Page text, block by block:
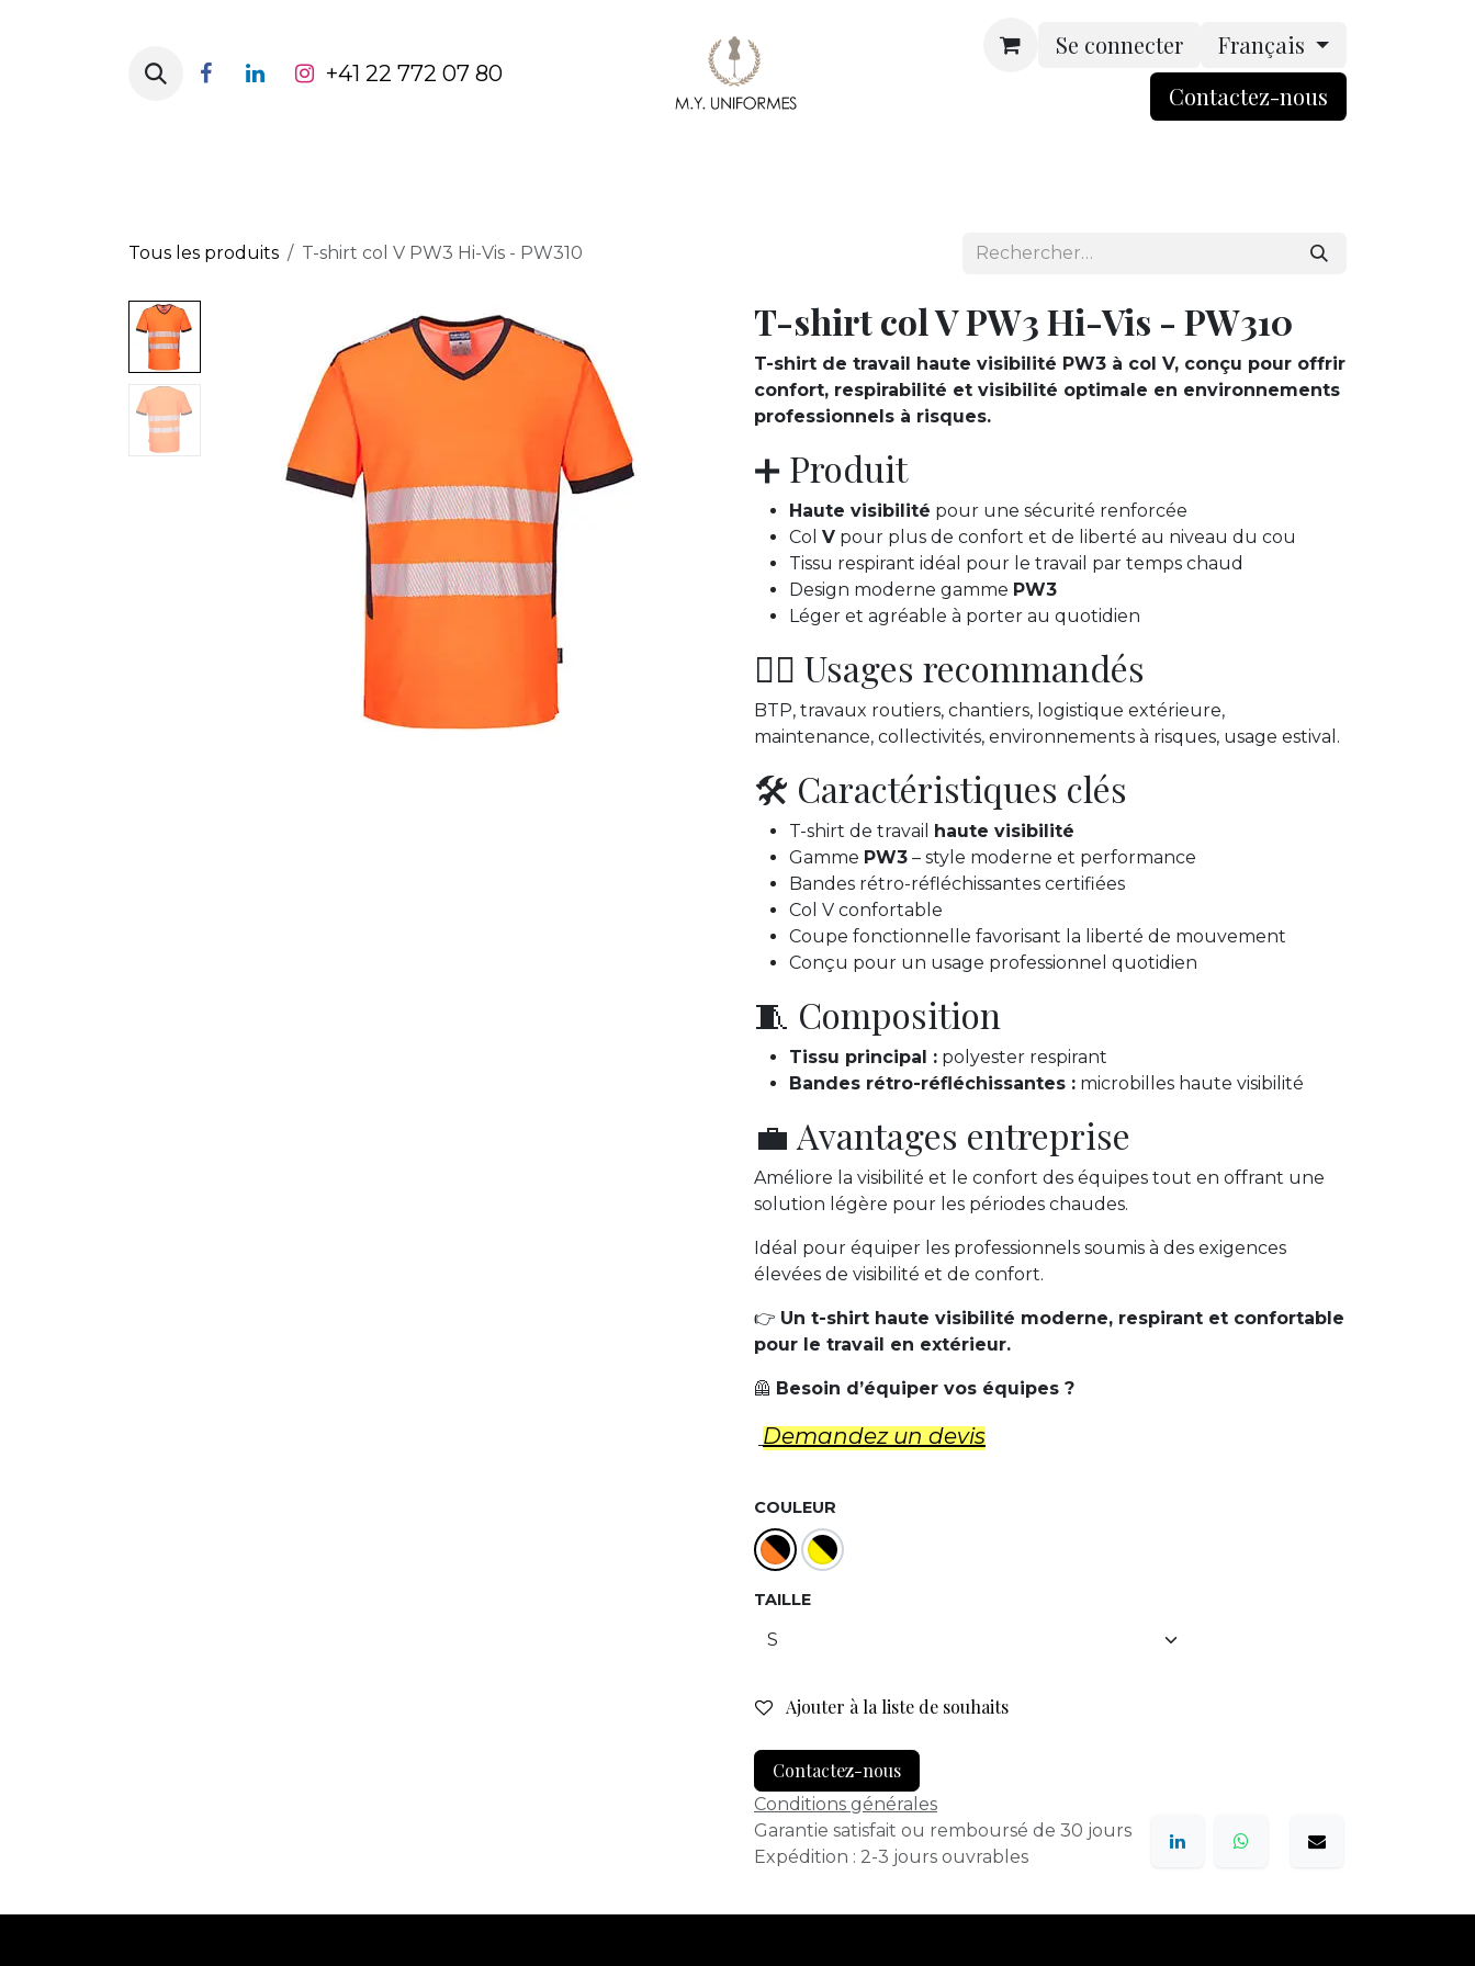
+41 22 772 07 80
Se connecter
Français
Contactez-nou​​​​s​​
Tous les produits T-shirt col V PW3 Hi-Vis - PW310
T-shirt col V PW3 Hi-Vis - PW310
T-shirt de travail haute visibilité PW3 à col V, conçu pour offrir
confort, respirabilité et visibilité optimale en environnements
professionnels à risques.
➕ Produit
Haute visibilité pour une sécurité renforcée
Col V pour plus de confort et de liberté au niveau du cou
Tissu respirant idéal pour le travail par temps chaud
Design moderne gamme PW3
Léger et agréable à porter au quotidien
👷‍♂️ Usages recommandés
BTP, travaux routiers, chantiers, logistique extérieure,
maintenance, collectivités, environnements à risques, usage estival.
🛠️ Caractéristiques clés
T-shirt de travail haute visibilité
Gamme PW3 – style moderne et performance
Bandes rétro-réfléchissantes certifiées
Col V confortable
Coupe fonctionnelle favorisant la liberté de mouvement
Conçu pour un usage professionnel quotidien
🧵 Composition
Tissu principal : polyester respirant
Bandes rétro-réfléchissantes : microbilles haute visibilité
💼 Avantages entreprise
Améliore la visibilité et le confort des équipes tout en offrant une
solution légère pour les périodes chaudes.
Idéal pour équiper les professionnels soumis à des exigences
élevées de visibilité et de confort.
👉 Un t-shirt haute visibilité moderne, respirant et confortable
pour le travail en extérieur.
🦺 Besoin d’équiper vos équipes ?
Demandez un d​evis
COULEUR
TAILLE
Ajouter à la liste de souhaits
Contactez-nous
Conditions générales
Garantie satisfait ou remboursé de 30 jours
Expédition : 2-3 jours ouvrables